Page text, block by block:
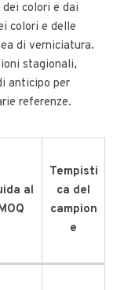
colori e dai
colori e delle
di verniciatura.
stagionali,
anticipo per
referenze.
al
Tempisti
ca del
campion
e